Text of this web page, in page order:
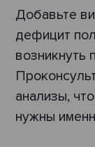
Добавьте
дефицит
возникнуть
анализы,
нужны